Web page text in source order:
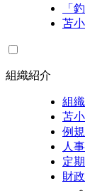
「
苫
組織紹介
組
苫
例
人
定
財